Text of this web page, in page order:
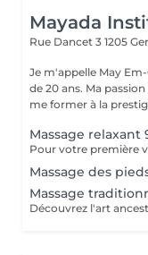
Mayada
Rue Dancet 3 1205
Je m'appelle May
de 20 ans. Ma
me former à la
Massage relaxant
Massage des
Massage